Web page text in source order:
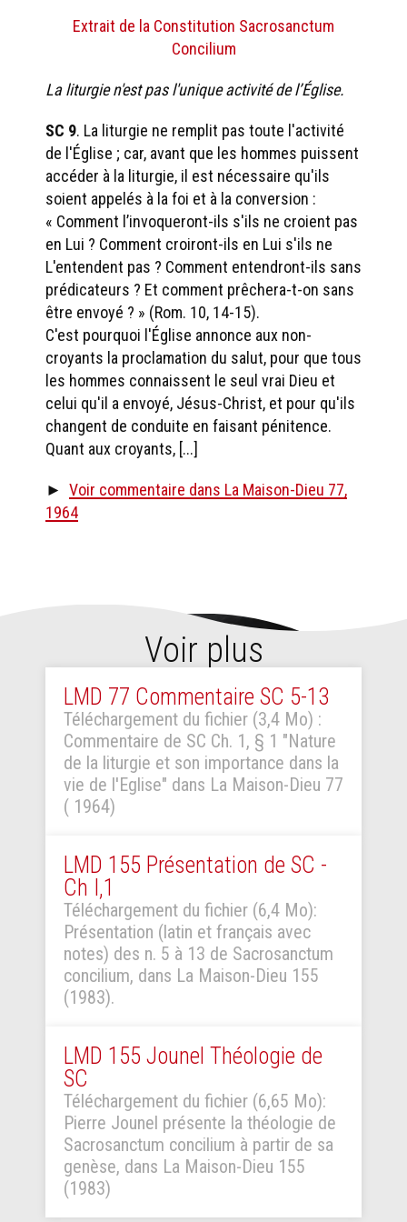
Extrait de la Constitution Sacrosanctum
Concilium
La liturgie n'est pas l'unique activité de l’Église.
SC 9. La liturgie ne remplit pas toute l'activité
de l'Église ; car, avant que les hommes puissent
accéder à la liturgie, il est nécessaire qu'ils
soient appelés à la foi et à la conversion :
« Comment l’invoqueront-ils s'ils ne croient pas
en Lui ? Comment croiront-ils en Lui s'ils ne
L'entendent pas ? Comment entendront-ils sans
prédicateurs ? Et comment prêchera-t-on sans
être envoyé ? » (Rom. 10, 14-15).
C'est pourquoi l'Église annonce aux non-
croyants la proclamation du salut, pour que tous
les hommes connaissent le seul vrai Dieu et
celui qu'il a envoyé, Jésus-Christ, et pour qu'ils
changent de conduite en faisant pénitence.
Quant aux croyants, [...]
► Voir commentaire dans La Maison-Dieu 77,
1964
Voir plus
LMD 77 Commentaire SC 5-13
Téléchargement du fichier (3,4 Mo) :
Commentaire de SC Ch. 1, § 1 "Nature
de la liturgie et son importance dans la
vie de l'Eglise" dans La Maison-Dieu 77
( 1964)
LMD 155 Présentation de SC -
Ch I,1
Téléchargement du fichier (6,4 Mo):
Présentation (latin et français avec
notes) des n. 5 à 13 de Sacrosanctum
concilium, dans La Maison-Dieu 155
(1983).
LMD 155 Jounel Théologie de
SC
Téléchargement du fichier (6,65 Mo):
Pierre Jounel présente la théologie de
Sacrosanctum concilium à partir de sa
genèse, dans La Maison-Dieu 155
(1983)